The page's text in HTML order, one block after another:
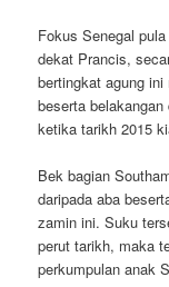
Fokus Senegal
dekat Prancis,
bertingkat agung
beserta
ketika tarikh 2015
Bek bagian
daripada aba
zamin ini. Suku
perut tarikh, maka
perkumpulan anak